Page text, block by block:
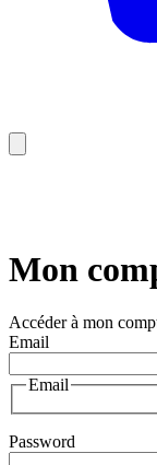
Mon
Accéder à mon
Email
Email
Password